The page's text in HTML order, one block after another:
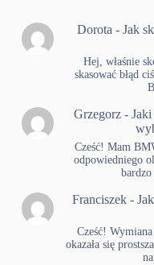
Dorota -Jak
Hej, właśnie
skasować błąd
Grzegorz-
Cześć! Mam
odpowiedniego
Franciszek-
Cześć!
okazała się